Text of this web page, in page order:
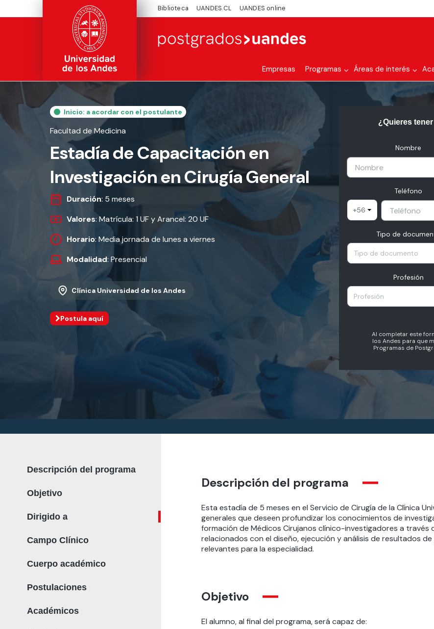
Biblioteca UANDES.CL UANDES online
Empresas Programas Áreas de interés
Inicio: a acordar con el postulante
Facultad de Medicina
Estadía de Capacitación en
Investigación en Cirugía General
Duración: 5 meses
Valores: Matrícula: 1 UF y Arancel: 20 UF
Horario: Media jornada de lunes a viernes
Modalidad: Presencial
Clínica Universidad de los Andes
Postula aquí
¿Quieres
Nombre
Teléfono
+56
Tipo de
Tipo de documento
Profesión
Profesión
Al completar este
los Andes para que
Programas de
Descripción del programa
Objetivo
Dirigido a
Campo Clínico
Cuerpo académico
Postulaciones
Académicos
Descripción del programa
Esta estadía de 5 meses en el Servicio de Cirugía de la Clínica
generales que deseen profundizar los conocimientos de
formación de Médicos Cirujanos clínico-investigadores a
relacionados con el diseño, ejecución y análisis de resultados
relevantes para la especialidad.
Objetivo
El alumno, al final del programa, será capaz de: